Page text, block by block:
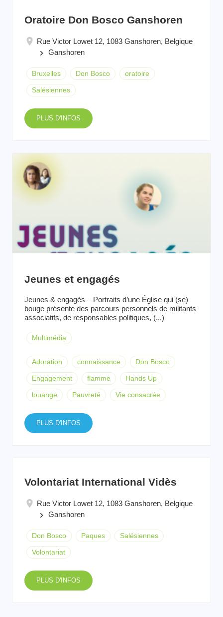
Oratoire Don Bosco Ganshoren
Rue Victor Lowet 12, 1083 Ganshoren, Belgique
keyboard_arrow_right Ganshoren
Bruxelles Don Bosco oratoire
Salésiennes
PLUS D'INFOS
Jeunes et engagés
Jeunes & engagés – Portraits d’une Église qui (se)
bouge présente des parcours personnels de militants
associatifs, de responsables politiques, (...)
Multimédia
Adoration connaissance Don Bosco
Engagement flamme Hands Up
louange Pauvreté Vie consacrée
PLUS D'INFOS
Volontariat International Vidès
Rue Victor Lowet 12, 1083 Ganshoren, Belgique
keyboard_arrow_right Ganshoren
Don Bosco Paques Salésiennes
Volontariat
PLUS D'INFOS